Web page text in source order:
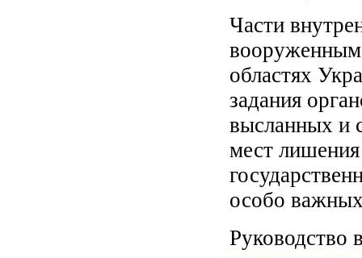
Части
вооруженным
областях
задания
высланных и
мест
особо
Руководство